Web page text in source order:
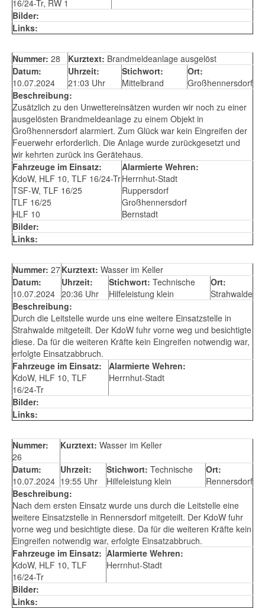
16/24-Tr, RW 1
Bilder:
Links:
Nummer: 28 Kurztext: Brandmeldeanlage ausgelöst
Datum:
10.07.2024
Uhrzeit:
21:03 Uhr
Stichwort:
Mittelbrand
Ort:
Großhennersdorf
Beschreibung:
Zusätzlich zu den Unwettereinsätzen wurden wir noch zu einer
ausgelösten Brandmeldeanlage zu einem Objekt in
Großhennersdorf alarmiert. Zum Glück war kein Eingreifen der
Feuerwehr erforderlich. Die Anlage wurde zurückgesetzt und
wir kehrten zurück ins Gerätehaus.
Fahrzeuge im Einsatz:
KdoW, HLF 10, TLF 16/24-Tr
TSF-W, TLF 16/25
TLF 16/25
HLF 10
Alarmierte Wehren:
Herrnhut-Stadt
Ruppersdorf
Großhennersdorf
Bernstadt
Bilder:
Links:
Nummer: 27Kurztext: Wasser im Keller
Datum:
10.07.2024
Uhrzeit:
20:36 Uhr
Stichwort: Technische
Hilfeleistung klein
Ort:
Strahwalde
Beschreibung:
Durch die Leitstelle wurde uns eine weitere Einsatzstelle in
Strahwalde mitgeteilt. Der KdoW fuhr vorne weg und besichtigte
diese. Da für die weiteren Kräfte kein Eingreifen notwendig war,
erfolgte Einsatzabbruch.
Fahrzeuge im Einsatz:
KdoW, HLF 10, TLF
16/24-Tr
Alarmierte Wehren:
Herrnhut-Stadt
Bilder:
Links:
Nummer:
26
Kurztext: Wasser im Keller
Datum:
10.07.2024
Uhrzeit:
19:55 Uhr
Stichwort: Technische
Hilfeleistung klein
Ort:
Rennersdorf
Beschreibung:
Nach dem ersten Einsatz wurde uns durch die Leitstelle eine
weitere Einsatzstelle in Rennersdorf mitgeteilt. Der KdoW fuhr
vorne weg und besichtigte diese. Da für die weiteren Kräfte kein
Eingreifen notwendig war, erfolgte Einsatzabbruch.
Fahrzeuge im Einsatz:
KdoW, HLF 10, TLF
16/24-Tr
Alarmierte Wehren:
Herrnhut-Stadt
Bilder:
Links: